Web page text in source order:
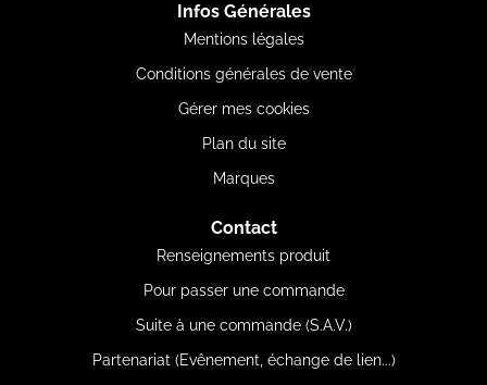
Infos Générales
Mentions légales
Conditions générales de vente
Gérer mes cookies
Plan du site
Marques
Contact
Renseignements produit
Pour passer une commande
Suite à une commande (S.A.V.)
Partenariat (Evênement, échange de lien...)